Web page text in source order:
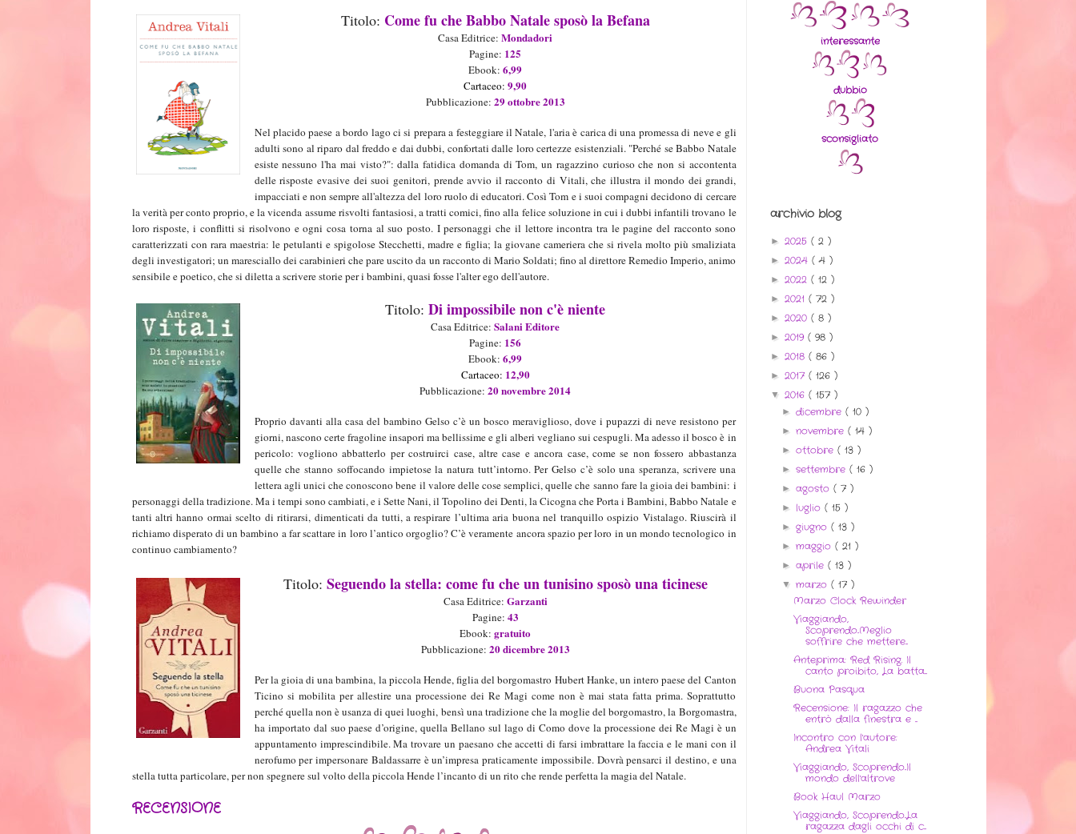
Titolo: Come fu cheBabbo Natale sposò la Befana
Casa Editrice:Mondadori
Pagine: 125
Ebook:6,99
Cartaceo: 9,90
Pubblicazione: 29 ottobre2013
Nel placido paese a bordo lago ci si prepara a festeggiare il Natale, l'aria è carica di una promessa di neve e gli
adulti sono al riparo dal freddo e dai dubbi, confortati dalle loro certezze esistenziali. "Perché se Babbo Natale
esiste nessuno l'ha mai visto?": dalla fatidica domanda di Tom, un ragazzino curioso che non si accontenta
delle risposte evasive dei suoi genitori, prende avvio il racconto di Vitali, che illustra il mondo dei grandi,
impacciati e non sempre all'altezza del loro ruolo di educatori. Così Tom e i suoi compagni decidono di cercare
la verità per conto proprio, e la vicenda assume risvolti fantasiosi, a tratti comici, fino alla felice soluzione in cui i dubbi infantili trovano le
loro risposte, i conflitti si risolvono e ogni cosa torna al suo posto. I personaggi che il lettore incontra tra le pagine del racconto sono
caratterizzati con rara maestria: le petulanti e spigolose Stecchetti, madre e figlia; la giovane cameriera che si rivela molto più smaliziata
degli investigatori; un maresciallo dei carabinieri che pare uscito da un racconto di Mario Soldati; fino al direttore Remedio Imperio, animo
sensibile e poetico, che si diletta a scrivere storie per i bambini, quasi fosse l'alter ego dell'autore.
Titolo:Di impossibile non c'è niente
Casa Editrice:SalaniEditore
Pagine: 156
Ebook:6,99
Cartaceo: 12,90
Pubblicazione:20novembre2014
Proprio davanti alla casa del bambino Gelso c’è un bosco meraviglioso, dove i pupazzi di neve resistono per
giorni, nascono certe fragoline insapori ma bellissime e gli alberi vegliano sui cespugli. Ma adesso il bosco è in
pericolo: vogliono abbatterlo per costruirci case, altre case e ancora case, come se non fossero abbastanza
quelle che stanno soffocando impietose la natura tutt’intorno. Per Gelso c’è solo una speranza, scrivere una
lettera agli unici che conoscono bene il valore delle cose semplici, quelle che sanno fare la gioia dei bambini: i
personaggi della tradizione. Ma i tempi sono cambiati, e i Sette Nani, il Topolino dei Denti, la Cicogna che Porta i Bambini, Babbo Natale e
tanti altri hanno ormai scelto di ritirarsi, dimenticati da tutti, a respirare l’ultima aria buona nel tranquillo ospizio Vistalago. Riuscirà il
richiamo disperato di un bambino a far scattare in loro l’antico orgoglio? C’è veramente ancora spazio per loro in un mondo tecnologico in
continuo cambiamento?
Titolo: Seguendo la stella: come fu che un tunisino sposò una ticinese
Casa Editrice: Garzanti
Pagine: 43
Ebook:gratuito
Pubblicazione: 20dicembre2013
Per la gioia di una bambina, la piccola Hende, figlia del borgomastro Hubert Hanke, un intero paese del Canton
Ticino si mobilita per allestire una processione dei Re Magi come non è mai stata fatta prima. Soprattutto
perché quella non è usanza di quei luoghi, bensì una tradizione che la moglie del borgomastro, la Borgomastra,
ha importato dal suo paese d’origine, quella Bellano sul lago di Como dove la processione dei Re Magi è un
appuntamento imprescindibile. Ma trovare un paesano che accetti di farsi imbrattare la faccia e le mani con il
nerofumo per impersonare Baldassarre è un’impresa praticamente impossibile. Dovrà pensarci il destino, e una
stella tutta particolare, per non spegnere sul volto della piccola Hende l’incanto di un rito che rende perfetta la magia del Natale.
RECENSIONE
interessante
dubbio
sconsigliato
archivio blog
► 2025 ( 2 )
► 2024 ( 4 )
► 2022 ( 12 )
► 2021 ( 72 )
► 2020 ( 8 )
► 2019 ( 98 )
► 2018 ( 86 )
► 2017 ( 126 )
▼ 2016 ( 157 )
► dicembre ( 10 )
► novembre ( 14 )
► ottobre ( 13 )
► settembre ( 16 )
► agosto ( 7 )
► luglio ( 15 )
► giugno ( 13 )
► maggio ( 21 )
► aprile ( 13 )
▼ marzo ( 17 )
Marzo Clock Rewinder
Viaggiando,
Scoprendo..Meglio
soffrire che mettere...
Anteprima: Red Rising. Il
canto proibito, La batta...
Buona Pasqua
Recensione: Il ragazzo che
entrò dalla finestra e ...
Incontro con l'autore:
Andrea Vitali
Viaggiando, Scoprendo..Il
mondo dell'altrove
Book Haul Marzo
Viaggiando, Scoprendo..La
ragazza dagli occhi di c...